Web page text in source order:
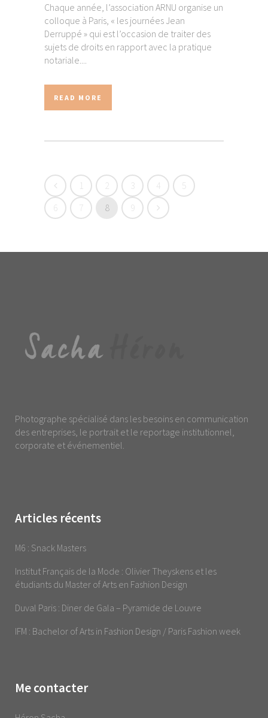
Chaque année, l’association ARNU organise un
colloque à Paris, « les journées Jean
Derruppé » qui est l’occasion de traiter des
sujets de droits en rapport avec la pratique
notariale....
READ MORE
1 3 4
5
7 8
Photographe spécialisé dans les besoins en communication
des entreprises, le portrait et le reportage institutionnel,
corporate et événementiel.
Articles récents
M6 : Snack Masters
Institut Français de la Mode : Olivier Theyskens et les
étudiants du Master of Arts en Fashion Design
Duval Paris : Diner de Gala – Pyramide de Louvre
IFM : Bachelor of Arts in Fashion Design / Paris Fashion week
Me contacter